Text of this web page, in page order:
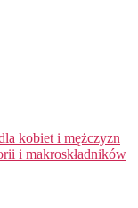
kobiet i mężczyzn
i makroskładników